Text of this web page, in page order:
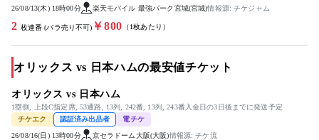
26/08/13(木) 18時00分 楽天モバイル 最強パーク宮城(宮城)情報源: チケジャム
2 枚連番 (バラ売り不可) ￥800 （1枚あたり）
オリックス vs 日本ハムの最安値チケット
オリックス vs 日本ハム
1塁側, 上段C指定席, 53通路, 13列, 242番, 13列, 243番入金日の3日後までに発送予定
チケエク
認証済み出品者 電チケ
26/08/16(日) 13時00分 京セラドーム大阪(大阪)情報源: チケ流